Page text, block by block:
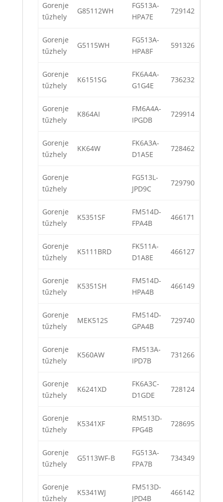
Gorenje
tűzhely
G85112WH
FG513A-
HPA7E
729142
Gorenje
tűzhely
G5115WH
FG513A-
HPA8F
591326
Gorenje
tűzhely
K6151SG
FK6A4A-
G1G4E
736232
Gorenje
tűzhely
K864AI
FM6A4A-
IPGDB
729914
Gorenje
tűzhely
KK64W
FK6A3A-
D1A5E
728462
Gorenje
tűzhely
FG513L-
JPD9C
729790
Gorenje
tűzhely
K5351SF
FM514D-
FPA4B
466171
Gorenje
tűzhely
K5111BRD
FK511A-
D1A8E
466127
Gorenje
tűzhely
K5351SH
FM514D-
HPA4B
466149
Gorenje
tűzhely
MEK512S
FM514D-
GPA4B
729740
Gorenje
tűzhely
K560AW
FM513A-
IPD7B
731266
Gorenje
tűzhely
K6241XD
FK6A3C-
D1GDE
728124
Gorenje
tűzhely
K5341XF
RM513D-
FPG4B
728695
Gorenje
tűzhely
G5113WF-B
FG513A-
FPA7B
734349
Gorenje
tűzhely
K5341WJ
FM513D-
JPD4B
466142